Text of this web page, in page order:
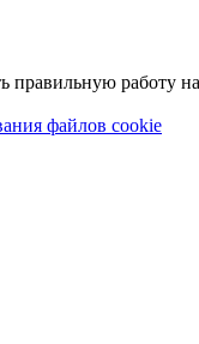
работу
файлов cookie